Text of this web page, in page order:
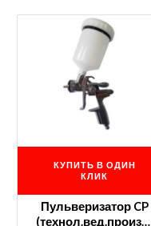
КУПИТЬ В ОДИН
КЛИК
Пульверизатор CP
(технол.вед.произв-